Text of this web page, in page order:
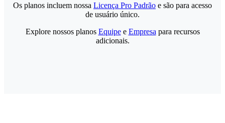
Os planos incluem nossa Licença Pro Padrão e são para acesso
de usuário único.
Explore nossos planos Equipee Empresa para recursos
adicionais.